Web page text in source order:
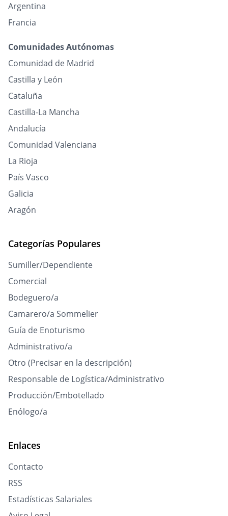
Argentina
Francia
Comunidades Autónomas
Comunidad de Madrid
Castilla y León
Cataluña
Castilla-La Mancha
Andalucía
Comunidad Valenciana
La Rioja
País Vasco
Galicia
Aragón
Categorías Populares
Sumiller/Dependiente
Comercial
Bodeguero/a
Camarero/a Sommelier
Guía de Enoturismo
Administrativo/a
Otro (Precisar en la descripción)
Responsable de Logística/Administrativo
Producción/Embotellado
Enólogo/a
Enlaces
Contacto
RSS
Estadísticas Salariales